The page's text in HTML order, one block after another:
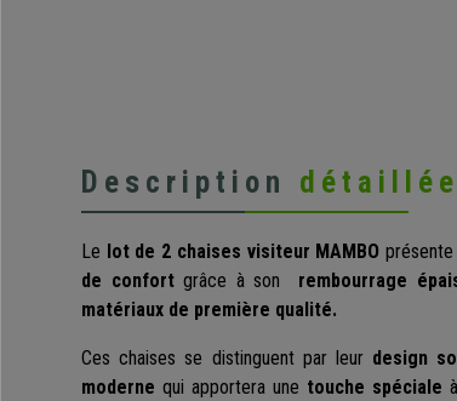
Description détaillée
Le lot de 2 chaises visiteur MAMBOprésente
de confortgrâce à son rembourrage
matériaux de première qualité.
Ces chaises se distinguent par leur design
moderne qui apportera une touche spéciale